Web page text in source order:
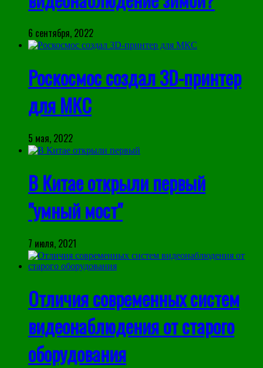
6 сентября, 2022
Роскосмос создал 3D-принтер
для МКС
5 мая, 2022
В Китае открыли первый
"умный мост"
7 июля, 2021
Отличия современных систем
видеонаблюдения от старого
оборудования